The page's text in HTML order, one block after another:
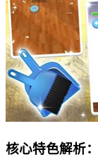
核心特色解析：